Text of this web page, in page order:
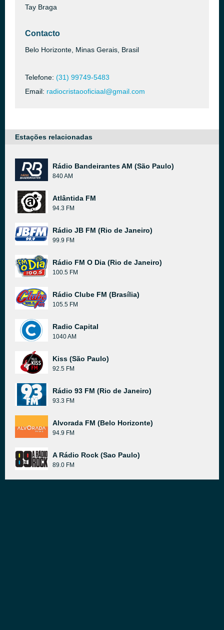
Tay Braga
Contacto
Belo Horizonte, Minas Gerais, Brasil
Telefone: (31) 99749-5483
Email: radiocristaooficiaal@gmail.com
Estações relacionadas
Rádio Bandeirantes AM (São Paulo)
840 AM
Atlântida FM
94.3 FM
Rádio JB FM (Rio de Janeiro)
99.9 FM
Rádio FM O Dia (Rio de Janeiro)
100.5 FM
Rádio Clube FM (Brasília)
105.5 FM
Radio Capital
1040 AM
Kiss (São Paulo)
92.5 FM
Rádio 93 FM (Rio de Janeiro)
93.3 FM
Alvorada FM (Belo Horizonte)
94.9 FM
A Rádio Rock (Sao Paulo)
89.0 FM